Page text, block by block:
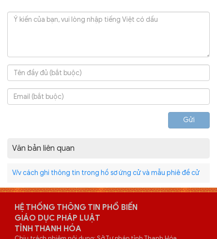
Gửi
Văn bản liên quan
V/v cách ghi thông tin trong hồ sơ ứng cử và mẫu phiê đề cử
HỆ THỐNG THÔNG TIN PHỔ BIẾN
GIÁO DỤC PHÁP LUẬT
TỈNH THANH HÓA